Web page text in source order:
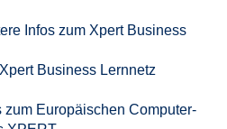
Infos zum Xpert Business
Xpert Business Lernnetz
zum Europäischen Computer-